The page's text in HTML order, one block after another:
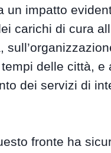
un impatto
carichi di cura
delle città, e
dei servizi di
fronte ha